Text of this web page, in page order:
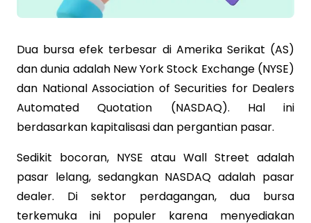
Dua bursa efek terbesar di Amerika Serikat (AS)
dan dunia adalah New York Stock Exchange (NYSE)
dan National Association of Securities for Dealers
Automated Quotation (NASDAQ). Hal ini
berdasarkan kapitalisasi dan pergantian pasar.
Sedikit bocoran, NYSE atau Wall Street adalah
pasar lelang, sedangkan NASDAQ adalah pasar
dealer. Di sektor perdagangan, dua bursa
terkemuka ini populer karena menyediakan